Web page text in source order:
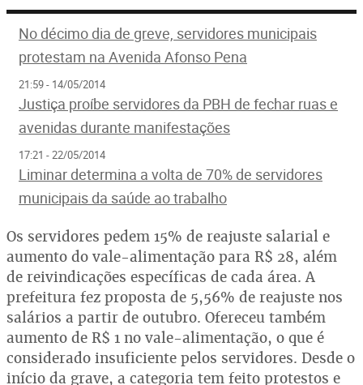
No décimo dia de greve, servidores municipais
protestam na Avenida Afonso Pena
21:59 - 14/05/2014
Justiça proíbe servidores da PBH de fechar ruas e
avenidas durante manifestações
17:21 - 22/05/2014
Liminar determina a volta de 70% de servidores
municipais da saúde ao trabalho
Os servidores pedem 15% de reajuste salarial e
aumento do vale-alimentação para R$ 28, além
de reivindicações específicas de cada área. A
prefeitura fez proposta de 5,56% de reajuste nos
salários a partir de outubro. Ofereceu também
aumento de R$ 1 no vale-alimentação, o que é
considerado insuficiente pelos servidores. Desde o
início da grave, a categoria tem feito protestos e